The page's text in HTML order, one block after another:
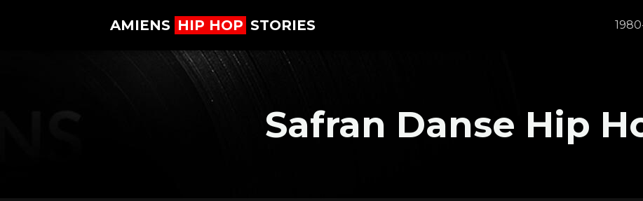
AMIENS HIP HOP STORIES
Safran Danse Hip